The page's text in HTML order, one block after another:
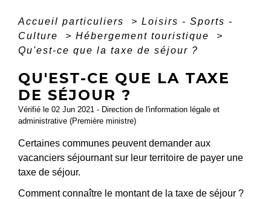
Accueil particuliers > Loisirs - Sports -
Culture
> Hébergement touristique
>
Qu'est-ce que la taxe de séjour ?
QU'EST-CE QUE LA TAXE
DE SÉJOUR ?
Vérifié le 02 Jun 2021 - Direction de l'information légale et
administrative (Première ministre)
Certaines communes peuvent demander aux
vacanciers séjournant sur leur territoire de payer une
taxe de séjour.
Comment connaître le montant de la taxe de séjour ?